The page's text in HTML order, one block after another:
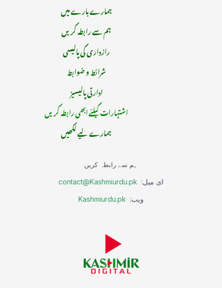
ہمارے بارے میں
ہم سے رابطہ کریں
رازداری کی پالیسی
شرائط و ضوابط
ادارتی پالیسیز
اشتہارات کیلئے ابھی رابطہ کریں
ہمارے لیے لکھیں
ہم سے رابطہ کریں
ای میل: contact@Kashmiurdu.pk
ویب: Kashmiurdu.pk